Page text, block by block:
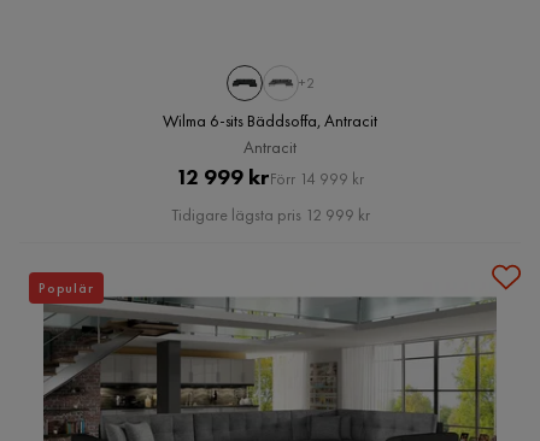
+2
Wilma 6-sits Bäddsoffa, Antracit
Antracit
Pris
12 999 krOriginal
Pris
Förr 14 999 kr
Tidigare lägsta pris 12 999 kr
Populär